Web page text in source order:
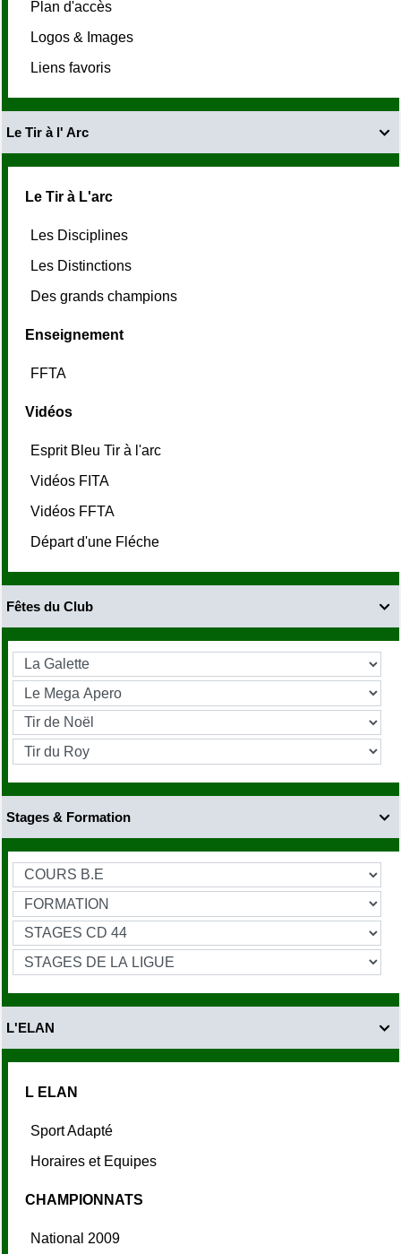
Plan d'accès
Logos & Images
Liens favoris

Le Tir à l' Arc
Le Tir à L'arc
Les Disciplines
Les Distinctions
Des grands champions
Enseignement
FFTA
Vidéos
Esprit Bleu Tir à l'arc
Vidéos FITA
Vidéos FFTA
Départ d'une Fléche

Fêtes du Club

Stages & Formation

L'ELAN
L ELAN
Sport Adapté
Horaires et Equipes
CHAMPIONNATS
National 2009